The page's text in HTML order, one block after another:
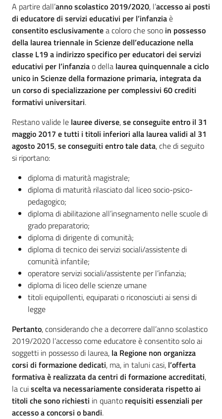
Sociale
Argomenti
Novità
Servizi
Leggi Atti Bandi
Piani Programmi
Progetti
A partire dall’anno scolastico 2019/2020, l’accesso ai posti
di educatore di servizi educativi per l’infanziaè
consentito esclusivamentea coloro che sono in possesso
della laurea triennale in Scienze dell’educazione nella
classe L19 a indirizzo specifico per educatori dei servizi
educativi per l’infanziao della laurea quinquennale a ciclo
unico in Scienze della formazione primaria, integrata da
un corso di specializzazione per complessivi 60 crediti
formativi universitari.
Restano valide le lauree diverse,se conseguite entro il 31
maggio 2017 e tutti i titoli inferiori alla laurea validi al 31
agosto 2015,se conseguiti entro tale data, che di seguito
si riportano:
diploma di maturità magistrale;
diploma di maturità rilasciato dal liceo socio-psico-
pedagogico;
diploma di abilitazione all’insegnamento nelle scuole di
grado preparatorio;
diploma di dirigente di comunità;
diploma di tecnico dei servizi sociali/assistente di
comunità infantile;
operatore servizi sociali/assistente per l’infanzia;
diploma di liceo delle scienze umane
titoli equipollenti, equiparati o riconosciuti ai sensi di
legge
Pertanto, considerando che a decorrere dall’anno scolastico
2019/2020 l’accesso come educatore è consentito solo ai
soggetti in possesso di laurea, la Regione non organizza
corsi di formazione dedicati, ma, in taluni casi, l’offerta
formativa è realizzata da centri di formazione accreditati,
la cuiscelta va necessariamente considerata rispetto ai
titoli che sono richiesti in quanto requisiti essenziali per
accesso a concorsi o bandi.